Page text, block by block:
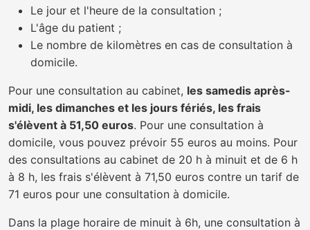
Le jour et l'heure de la consultation ;
L'âge du patient ;
Le nombre de kilomètres en cas de consultation à
domicile.
Pour une consultation au cabinet, les samedis après-
midi, les dimanches et les jours fériés, les frais
s'élèvent à 51,50 euros. Pour une consultation à
domicile, vous pouvez prévoir 55 euros au moins. Pour
des consultations au cabinet de 20 h à minuit et de 6 h
à 8 h, les frais s'élèvent à 71,50 euros contre un tarif de
71 euros pour une consultation à domicile.
Dans la plage horaire de minuit à 6h, une consultation à